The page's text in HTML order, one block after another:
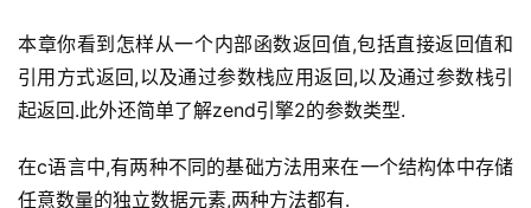
公
告
答
社
本章你看到怎样从一个内部函数返回值,包括直接返回值和
引用方式返回,以及通过参数栈应用返回,以及通过参数栈引
起返回.此外还简单了解zend引擎2的参数类型.
在c语言中,有两种不同的基础方法用来在一个结构体中存储
任意数量的独立数据元素,两种方法都有.